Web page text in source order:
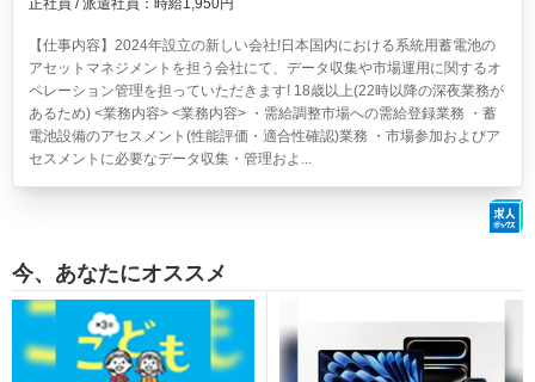
正社員 / 派遣社員：時給1,950円
【仕事内容】2024年設立の新しい会社!日本国内における系統用蓄電池の
アセットマネジメントを担う会社にて、データ収集や市場運用に関するオ
ペレーション管理を担っていただきます! 18歳以上(22時以降の深夜業務が
あるため) <業務内容> <業務内容> ・需給調整市場への需給登録業務 ・蓄
電池設備のアセスメント(性能評価・適合性確認)業務 ・市場参加およびア
セスメントに必要なデータ収集・管理およ...
今、あなたにオススメ